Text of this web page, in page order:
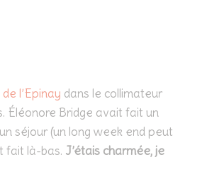
l’Epinay dans le collimateur
Éléonore Bridge avait fait un
séjour (un long week end peut
fait là-bas. J’étais charmée, je